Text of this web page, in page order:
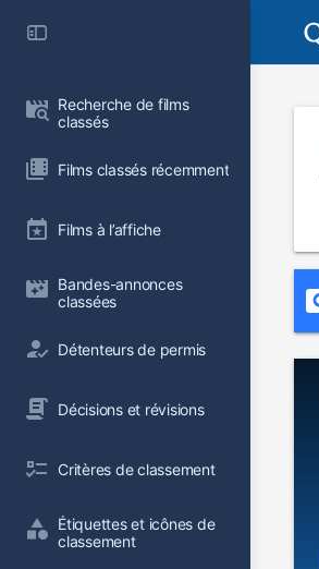
Recherche de films
classés
Films classés récemment
Films à l’affiche
Bandes-annonces
classées
Détenteurs de permis
Décisions et révisions
Critères de classement
Étiquettes et icônes de
classement